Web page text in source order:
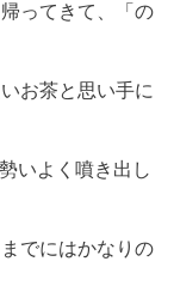
ってきて、「の
お茶と思い手に
いよく噴き出し
でにはかなりの